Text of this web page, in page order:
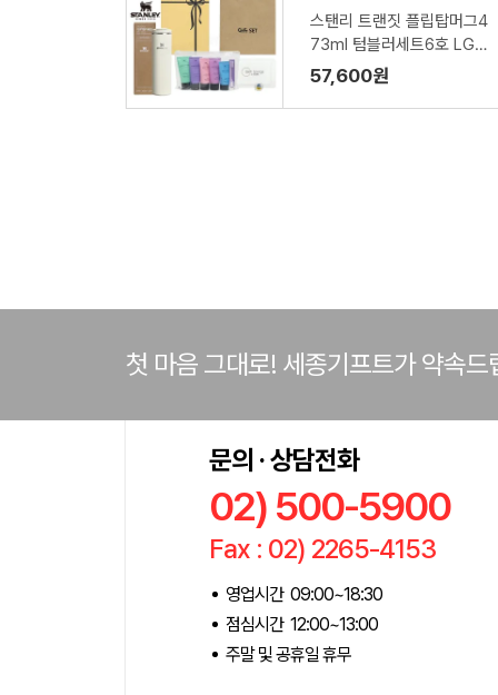
스탠리 트랜짓 플립탑머그4
73ml 텀블러세트6호 LG
미니스8종 치실 바디스펀지
쇼핑백포함
57,600원
첫 마음 그대로! 세종기프트가 약속드
문의 · 상담전화
02) 500-5900
Fax : 02) 2265-4153
영업시간 09:00~18:30
점심시간 12:00~13:00
주말 및 공휴일 휴무